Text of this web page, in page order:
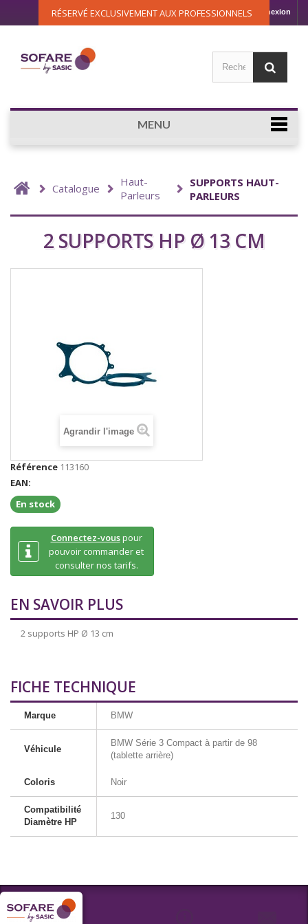
Connexion
RÉSERVÉ EXCLUSIVEMENT AUX PROFESSIONNELS
MENU
Catalogue
Haut-
Parleurs
SUPPORTS HAUT-
PARLEURS
2 SUPPORTS HP Ø 13 CM
Agrandir l'image
Référence 113160
EAN:
En stock
Connectez-vouspour
pouvoir commander et
consulter nos tarifs.
EN SAVOIR PLUS
2 supports HP Ø 13 cm
FICHE TECHNIQUE
Marque BMW
Véhicule
BMW Série 3 Compact à partir de 98
(tablette arrière)
Coloris Noir
Compatibilité
Diamètre HP
130